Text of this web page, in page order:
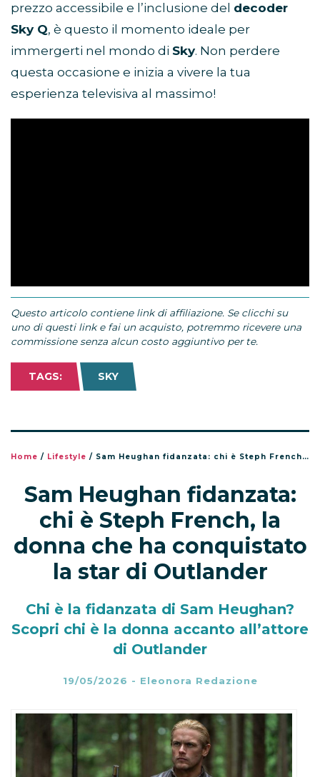
prezzo accessibile e l’inclusione del decoder
Sky Q, è questo il momento ideale per
immergerti nel mondo di Sky. Non perdere
questa occasione e inizia a vivere la tua
esperienza televisiva al massimo!
Questo articolo contiene link di affiliazione. Se clicchi su
uno di questi link e fai un acquisto, potremmo ricevere una
commissione senza alcun costo aggiuntivo per te.
TAGS: SKY
Home / Lifestyle / Sam Heughan fidanzata: chi è Steph French, la donna che ha conquistato la star di Outlander
Sam Heughan fidanzata:
chi è Steph French, la
donna che ha conquistato
la star di Outlander
Chi è la fidanzata di Sam Heughan?
Scopri chi è la donna accanto all’attore
di Outlander
19/05/2026 - Eleonora Redazione